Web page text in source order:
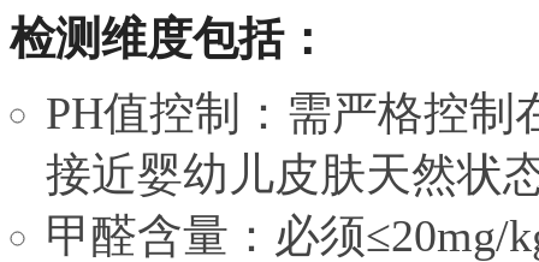
检测维度包括：
PH值控制：需严格控制
接近婴幼儿皮肤天然状
甲醛含量：必须≤20mg/